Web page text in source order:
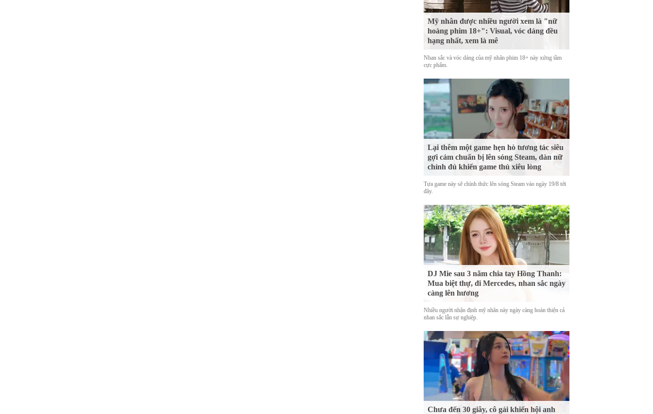
Mỹ nhân được nhiều người xem là "nữ
hoàng phim 18+": Visual, vóc dáng đều
hạng nhất, xem là mê
Nhan sắc và vóc dáng của mỹ nhân phim 18+ này xứng tầm
cực phẩm.
Lại thêm một game hẹn hò tương tác siêu
gợi cảm chuẩn bị lên sóng Steam, dàn nữ
chính đủ khiến game thủ xiêu lòng
Tựa game này sẽ chính thức lên sóng Steam vào ngày 19/8 tới
đây.
DJ Mie sau 3 năm chia tay Hồng Thanh:
Mua biệt thự, đi Mercedes, nhan sắc ngày
càng lên hương
Nhiều người nhận định mỹ nhân này ngày càng hoàn thiện cả
nhan sắc lẫn sự nghiệp.
Chưa đến 30 giây, cô gái khiến hội anh